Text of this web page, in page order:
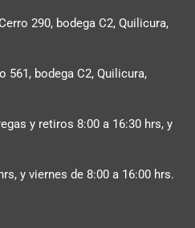
290, bodega C2, Quilicura,
561, bodega C2, Quilicura,
y retiros 8:00 a 16:30 hrs, y
y viernes de 8:00 a 16:00 hrs.